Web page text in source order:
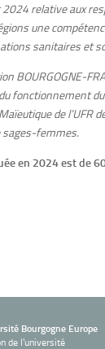
2024 relative aux
une
sanitaires et
BOURGOGNE-
fonctionnement
de l’UFR
sages-femmes.
en 2024 est de
Bourgogne Europe
de l'université